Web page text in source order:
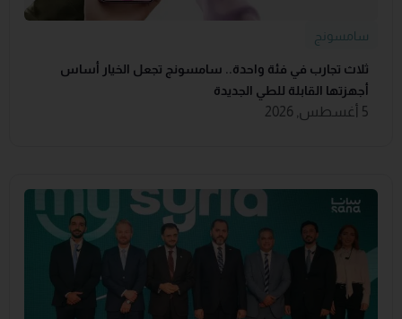
سامسونج
ثلاث تجارب في فئة واحدة.. سامسونج تجعل الخيار أساس
أجهزتها القابلة للطي الجديدة
5 أغسطس, 2026